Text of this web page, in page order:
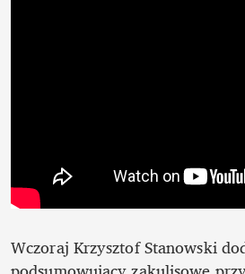
Wczoraj Krzysztof Stanowski